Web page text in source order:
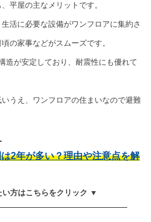
平屋の主なメリットです。
活に必要な設備がワンフロアに集約さ
の家事などがスムーズです。
造が安定しており、耐震性にも優れて
うえ、ワンフロアの住まいなので避難
2年が多い？理由や注意点を解
方はこちらをクリック ▼